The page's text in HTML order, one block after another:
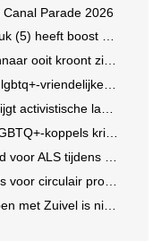
Parade 2026
gekregen door BN'ers
tot beste grunter van Nederland
inclusion list beschikbaar
tegen menstruatiearmoede
te hernieuwen op een wel heel bijzondere locatie
eerste Rotterdamse TriALSon
in de sportsector
is niet misleidend